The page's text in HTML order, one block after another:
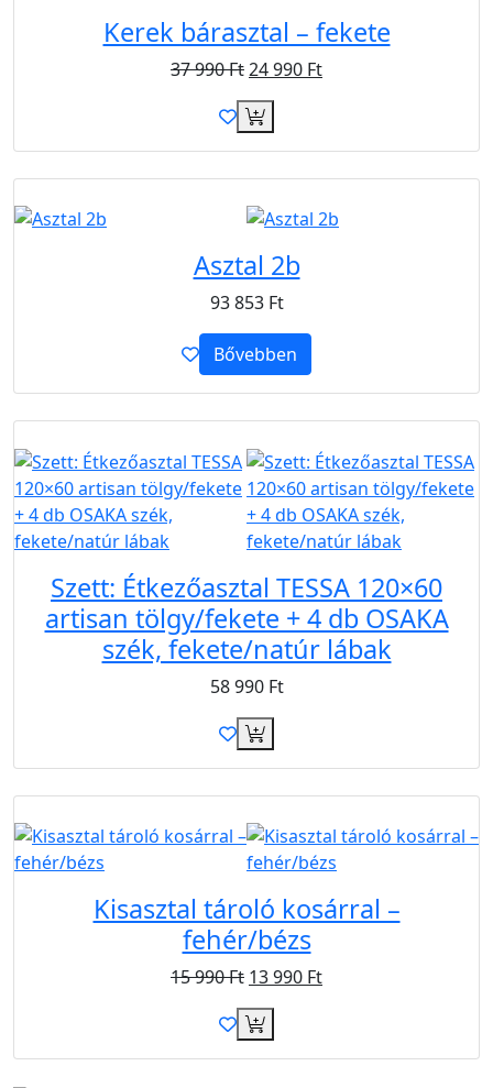
Kerek bárasztal – fekete
37 990Ft24 990 Ft
Asztal 2b
93 853 Ft
Bővebben
Szett: Étkezőasztal TESSA 120×60
artisan tölgy/fekete + 4 db OSAKA
szék, fekete/natúr lábak
58 990 Ft
Kisasztal tároló kosárral –
fehér/bézs
15 990Ft 13 990 Ft